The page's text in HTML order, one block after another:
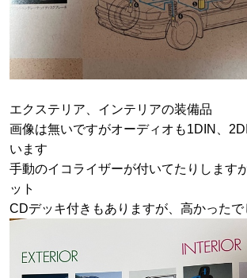
エクステリア、インテリアの装備品
画像は無いですがオーディオも1DIN、
います
手動のイコライザーが付いてたりします
ット
CDデッキ付きもありますが、高かったで